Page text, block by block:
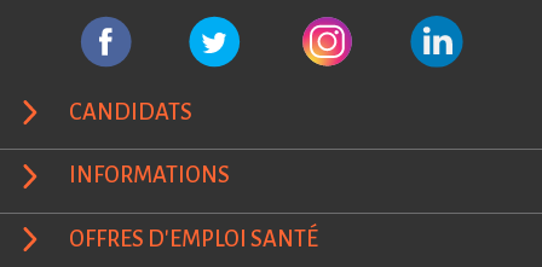
CANDIDATS
INFORMATIONS
OFFRES D'EMPLOI SANTÉ